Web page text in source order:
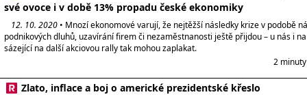
své ovoce i v době 13% propadu české ekonomiky
12. 10. 2020 • Mnozí ekonomové varují, že nejtěžší následky krize v podobě
podnikových dluhů, uzavírání firem či nezaměstnanosti ještě přijdou – u nás i
sázející na další akciovou rally tak mohou zaplakat.
2
Zlato, inflace a boj o americké prezidentské křeslo